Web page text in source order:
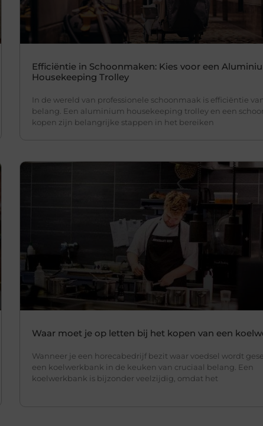
Efficiëntie in Schoonmaken: Kies voor een
Housekeeping Trolley
In de wereld van professionele schoonmaak is efficiëntie
belang. Een aluminium housekeeping trolley en een
kopen zijn belangrijke stappen in het bereiken
Waar moet je op letten bij het kopen van een
Wanneer je een horecabedrijf bezit waar voedsel wordt
een koelwerkbank in de keuken van cruciaal belang. Een
koelwerkbank is bijzonder veelzijdig, omdat het